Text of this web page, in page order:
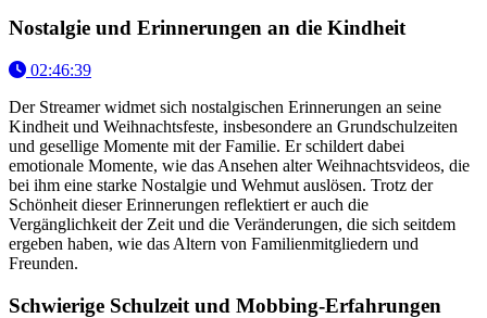
Nostalgie und Erinnerungen an die Kindheit
02:46:39
Der Streamer widmet sich nostalgischen Erinnerungen an seine
Kindheit und Weihnachtsfeste, insbesondere an Grundschulzeiten
und gesellige Momente mit der Familie. Er schildert dabei
emotionale Momente, wie das Ansehen alter Weihnachtsvideos, die
bei ihm eine starke Nostalgie und Wehmut auslösen. Trotz der
Schönheit dieser Erinnerungen reflektiert er auch die
Vergänglichkeit der Zeit und die Veränderungen, die sich seitdem
ergeben haben, wie das Altern von Familienmitgliedern und
Freunden.
Schwierige Schulzeit und Mobbing-Erfahrungen